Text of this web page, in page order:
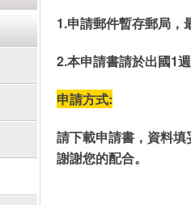
1.申請郵件暫存郵局，
2.本申請書請於出國1
申請方式:
請下載申請書，資料
謝謝您的配合。